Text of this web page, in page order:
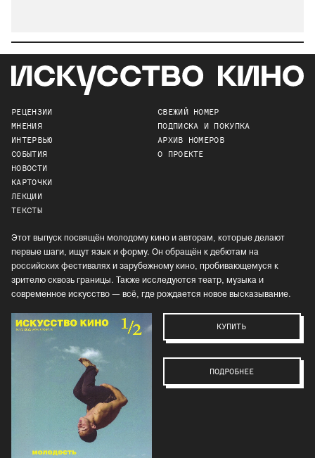
РЕЦЕНЗИИ
МНЕНИЯ
ИНТЕРВЬЮ
СОБЫТИЯ
НОВОСТИ
КАРТОЧКИ
ЛЕКЦИИ
ТЕКСТЫ
СВЕЖИЙ НОМЕР
ПОДПИСКА И ПОКУПКА
АРХИВ НОМЕРОВ
О ПРОЕКТЕ
Этот выпуск посвящён молодому кино и авторам, которые делают
первые шаги, ищут язык и форму. Он обращён к дебютам на
российских фестивалях и зарубежному кино, пробивающемуся к
зрителю сквозь границы. Также исследуются театр, музыка и
современное искусство — всё, где рождается новое высказывание.
КУПИТЬ
ПОДРОБНЕЕ